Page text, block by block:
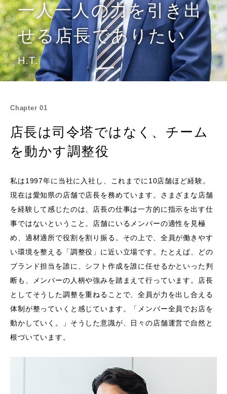
一人一人の力を引き出
せる店長でありたい
H.T.
Chapter 01
店長は司令塔ではなく、チーム
を動かす調整役
私は1997年に当社に入社し、これまでに10店舗ほど経験。
現在は愛知県の店舗で店長を務めています。さまざまな店舗
を経験して感じたのは、店長の仕事は一方的に指示を出す仕
事ではないということ。店舗にいるメンバーの適性を見極
め、適材適所で役割を割り振る。その上で、全員が働きやす
い環境を整える「調整役」に近い立場です。たとえば、どの
ブランド担当を誰に、シフト作成を誰に任せるかといった判
断も、メンバーの人柄や強みを踏まえて行っています。店長
としてそうした調整を重ねることで、全員が力を出し合える
体制が整っていくと感じています。「メンバー全員でお店を
動かしていく。」そうした意識が、日々の店舗運営で自然と
根づいています。